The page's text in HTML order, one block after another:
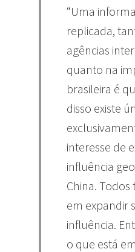
“Uma
replicada,
agências
quanto na
brasileira é
disso existe
interesse de
influência
China.
em expandir
influência.
o que está